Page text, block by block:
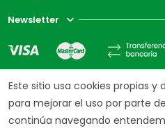
Newsletter
Este sitio usa cookies propias y
para mejorar el uso por parte
continúa navegando